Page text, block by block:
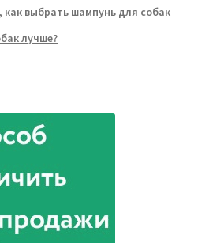
как выбрать шампунь для собак
лучше?